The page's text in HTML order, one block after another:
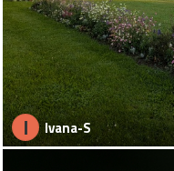
I Ivana-S